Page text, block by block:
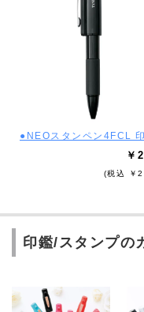
●NEOスタンペン4FCL
￥
(税込 ￥
印鑑/スタンプの